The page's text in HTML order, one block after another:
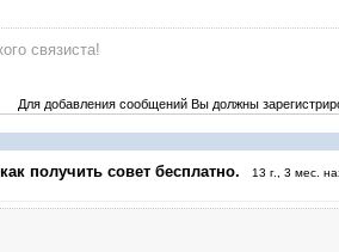
связиста!
Для добавления сообщений Вы должны
получить совет бесплатно. 13 г., 3 мес.